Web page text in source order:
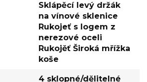
Sklápěcí levý držák
na vínové sklenice
Rukojeť s logem z
nerezové oceli
Rukojěť Široká mřížka
koše
4 sklopné/dělitelné